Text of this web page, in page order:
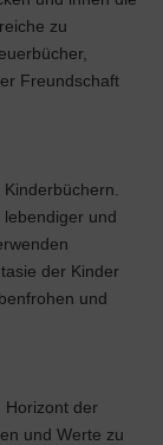
zu
Freundschaft
und
der Kinder
und
Horizont der
und Werte zu